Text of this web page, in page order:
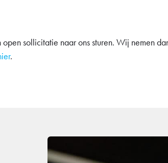
sollicitatie naar ons sturen. Wij nemen
.